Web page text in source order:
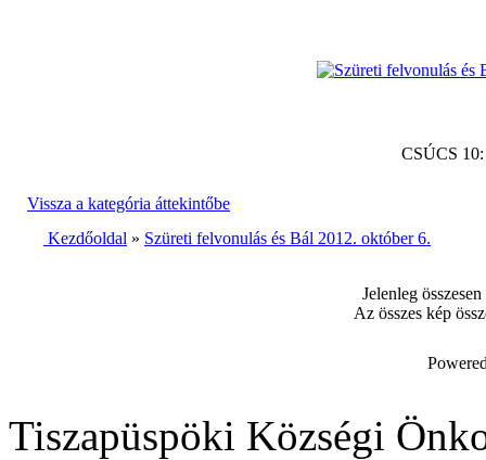
CSÚCS
Vissza a kategória áttekintőbe
Kezdőoldal » Szüreti felvonulás és Bál 2012. október 6.
Jelenleg
Az összes kép
Tiszapüspöki Községi